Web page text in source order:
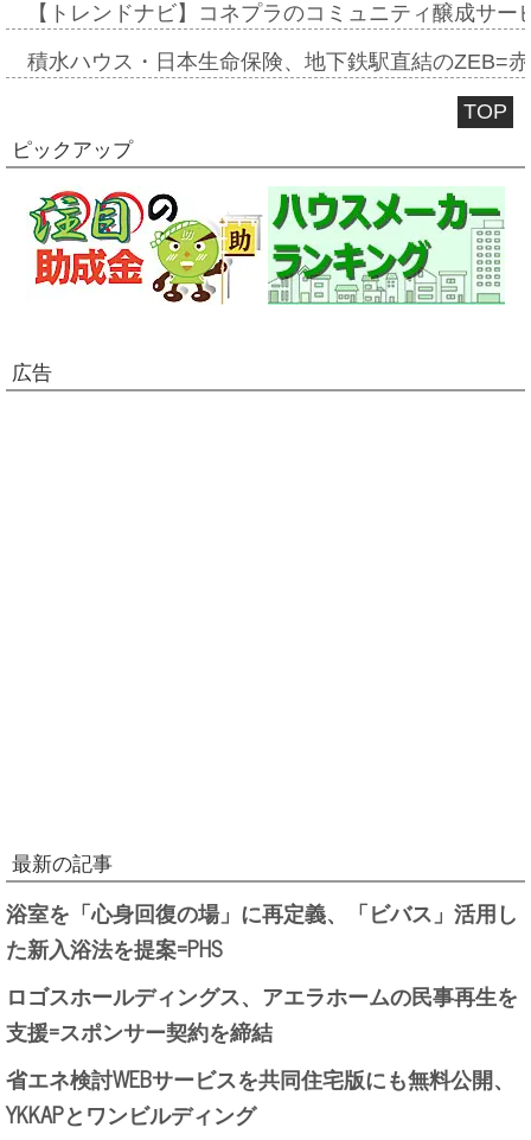
【トレンドナビ】コネプラのコミュニティ醸成サ
積水ハウス・日本生命保険、地下鉄駅直結のZEB=
TOP
ピックアップ
広告
最新の記事
浴室を「心身回復の場」に再定義、「ビバス」活用し
た新入浴法を提案=PHS
ロゴスホールディングス、アエラホームの民事再生を
支援=スポンサー契約を締結
省エネ検討WEBサービスを共同住宅版にも無料公開、
YKKAPとワンビルディング